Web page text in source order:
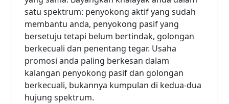
satu spektrum: penyokong aktif yang sudah
membantu anda, penyokong pasif yang
bersetuju tetapi belum bertindak, golongan
berkecuali dan penentang tegar. Usaha
promosi anda paling berkesan dalam
kalangan penyokong pasif dan golongan
berkecuali, bukannya kumpulan di kedua-dua
hujung spektrum.